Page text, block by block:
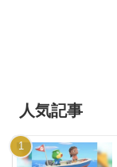
人気記事